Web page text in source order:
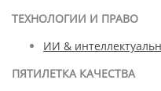
ТЕХНОЛОГИИ И ПРАВО
ИИ &
ПЯТИЛЕТКА КАЧЕСТВА